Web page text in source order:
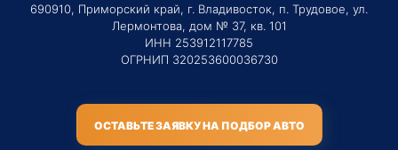
690910, Приморский край, г. Владивосток, п. Трудовое, ул.
Лермонтова, дом № 37, кв. 101
ИНН 253912117785
ОГРНИП 320253600036730
ОСТАВЬТЕ ЗАЯВКУ НА ПОДБОР АВТО